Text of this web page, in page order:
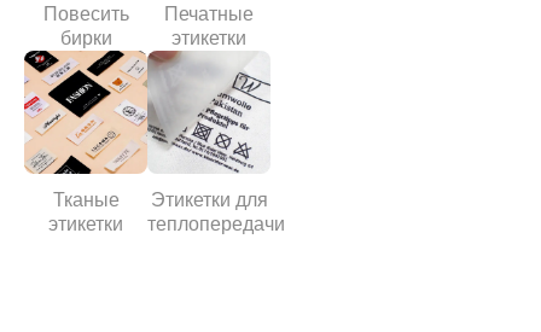
Повесить
бирки
Печатные
этикетки
Тканые
этикетки
Этикетки для
теплопередачи